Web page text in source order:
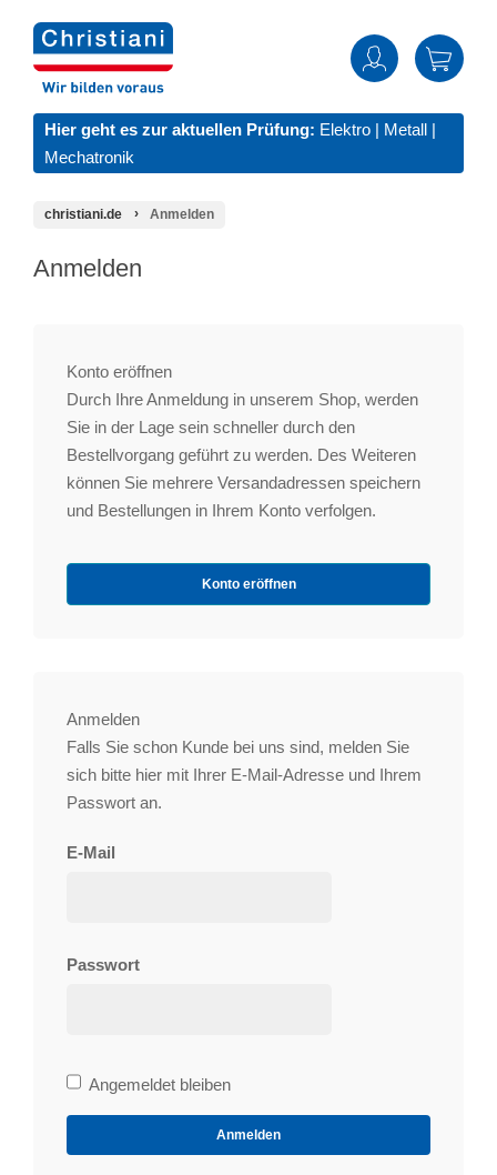
Hier geht es zur aktuellen Prüfung: Elektro | Metall |
Mechatronik
christiani.de Anmelden
Anmelden
Konto eröffnen
Durch Ihre Anmeldung in unserem Shop, werden
Sie in der Lage sein schneller durch den
Bestellvorgang geführt zu werden. Des Weiteren
können Sie mehrere Versandadressen speichern
und Bestellungen in Ihrem Konto verfolgen.
Konto eröffnen
Anmelden
Falls Sie schon Kunde bei uns sind, melden Sie
sich bitte hier mit Ihrer E-Mail-Adresse und Ihrem
Passwort an.
E-Mail
Passwort
Bleibe
angemeldet
Angemeldet bleiben
Anmelden